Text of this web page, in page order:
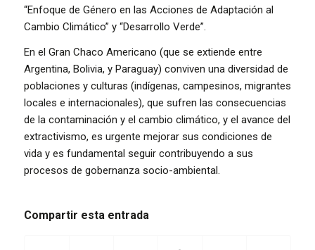
“Enfoque de Género en las Acciones de Adaptación al
Cambio Climático” y “Desarrollo Verde”.
En el Gran Chaco Americano (que se extiende entre
Argentina, Bolivia, y Paraguay) conviven una diversidad de
poblaciones y culturas (indígenas, campesinos, migrantes
locales e internacionales), que sufren las consecuencias
de la contaminación y el cambio climático, y el avance del
extractivismo, es urgente mejorar sus condiciones de
vida y es fundamental seguir contribuyendo a sus
procesos de gobernanza socio-ambiental.
Compartir esta entrada